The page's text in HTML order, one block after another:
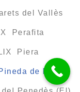
del Vallès
Perafita
Piera
de Mar